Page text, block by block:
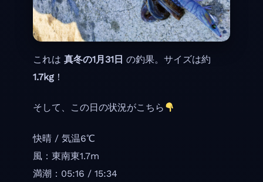
これは 真冬の1月31日 の釣果。サイズは約
1.7kg ！
そして、この日の状況がこちら
快晴 / 気温6℃
風：東南東1.7m
満潮：05:16 / 15:34